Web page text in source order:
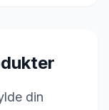
din